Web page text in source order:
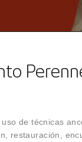
de técnicas
restauración,